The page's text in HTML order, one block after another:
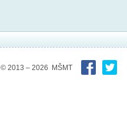
© 2013 – 2026 MŠMT